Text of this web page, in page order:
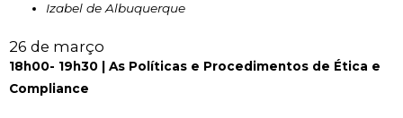
Izabel de Albuquerque
26 de março
18h00- 19h30 | As Políticas e Procedimentos de Ética e
Compliance